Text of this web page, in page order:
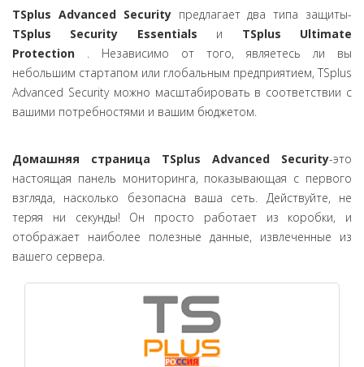
TSplus Advanced Security предлагает два типа защиты-
TSplus Security Essentials и TSplus Ultimate
Protection . Независимо от того, являетесь ли вы
небольшим стартапом или глобальным предприятием, TSplus
Advanced Security можно масштабировать в соответствии с
вашими потребностями и вашим бюджетом.
Домашняя страница TSplus Advanced Security-это
настоящая панель мониторинга, показывающая с первого
взгляда, насколько безопасна ваша сеть. Действуйте, не
теряя ни секунды! Он просто работает из коробки, и
отображает наиболее полезные данные, извлеченные из
вашего сервера.